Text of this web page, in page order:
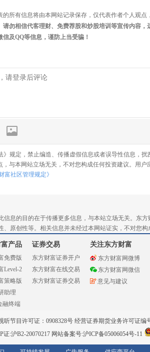
的所有信息将由本网站记录保存，仅代表作者个人观
请勿相信代客理财、免费荐股和炒股培训等宣传内容
及QQ等信息，谨防上当受骗！
》规定，禁止编造、传播虚假信息或者误导性信息，
，与本网站立场无关，不对您构成任何投资建议。用
富社区管理规定》
信息的目的在于传播更多信息，与本站立场无关。东
、原创性等。相关信息并未经过本网站证实，不对您
产品
免费版
Level-2
策略版
助理
融终端
证券交易
东方财富证券开户
东方财富在线交易
东方财富证券交易
关注东方财富
东方财富网微博
东方财富网微信
意见与建议
听节目许可证：0908328号 经营证券期货业务许可证编
证:沪B2-20070217 网站备案号:沪ICP备05006054号-11